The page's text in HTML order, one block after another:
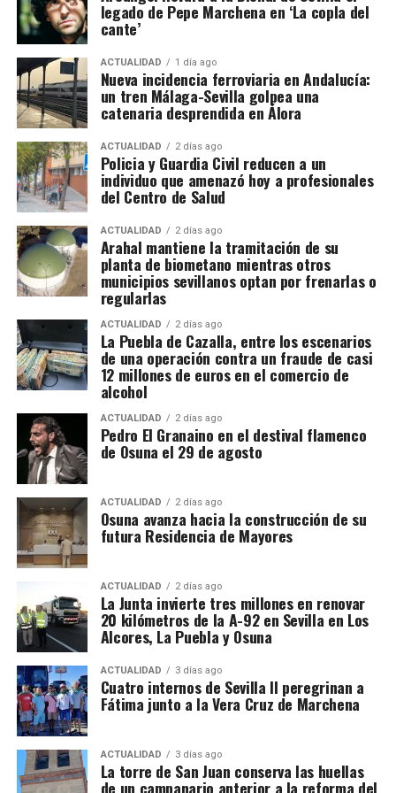
La documentación de 1828 confirma queJosé
Cantero solicitó permiso para adosar una vivienda
en los Arquillos de la Rosa. Francisco Díaz pidió
construir en una rinconada formada por la «muralla
redonda» de la Plaza de los Hortelanos. Antonio
García Pargañeda recibió cuatro varas en los
Arquillos de la Rosa con obligación de edificar en
quince días. Pedro del Campillo solicitó intervenir
sobre un «terraplén intermedio entre las murallas».
El siglo XIX transforma
definitivamente la relación entre
muralla y ciudad
El proceso de ocupación fue acompañado por otro
fenómeno: la demolición de los tramos que
dificultaban la circulación y la expansión urbana.
Bellido señala que durante el siglo XIX se
produjeron importantes destrucciones:
buena parte de la Puerta de Osuna, se abrió la calle
San Francisco cortando el recinto,la apertura de la
blanqueo de capitales.
La investigación, bautizada como ‘Drink/Alambique’,
se ha saldado por el momento con 13 personas
detenidas y otras cuatro investigadas. Hacienda
calcula provisionalmente en 11,9 millones de euros
las cuotas de IVA presuntamente defraudadas
durante los ejercicios fiscales comprendidos entre
2018 y 2025. La cifra, advierten los investigadores,
todavía podría aumentar a medida que se estudie la
documentación intervenida.
Registros en La Puebla de Cazalla
La conexión con La Puebla no es meramente
territorial. La fase operativa se desarrolló el pasado
14 de julio de 2026 y comprendió nueve entradas y
registros en sociedades mercantiles situadas en La
Puebla de Cazalla, Valencia, Badajoz y Córdoba,
además del registro de un domicilio particular en La
Puebla de Cazalla. La información oficial no precisa,
al menos por ahora, cuántas de las nueve empresas
registradas se encontraban concretamente en el
municipio sevillano, por lo que no sería correcto
atribuir a La Puebla la totalidad de esos registros.
La operación se desarrolló bajo la dirección de la
Sección Civil y de Instrucción del Tribunal de
Instancia de Morón de la Frontera, plaza número 2,
órgano judicial competente en la investigación. La
existencia y actual denominación de este Tribunal
de Instancia está igualmente recogida por el
Ministerio de Justicia.
Una estructura de más de treinta
sociedades
legado de Pepe Marchena en ‘La copla del
cante’
ACTUALIDAD 1 día ago
Nueva incidencia ferroviaria en Andalucía:
un tren Málaga-Sevilla golpea una
catenaria desprendida en Álora
ACTUALIDAD 2 días ago
Policia y Guardia Civil reducen a un
individuo que amenazó hoy a profesionales
del Centro de Salud
ACTUALIDAD 2 días ago
Arahal mantiene la tramitación de su
planta de biometano mientras otros
municipios sevillanos optan por frenarlas o
regularlas
ACTUALIDAD 2 días ago
La Puebla de Cazalla, entre los escenarios
de una operación contra un fraude de casi
12 millones de euros en el comercio de
alcohol
ACTUALIDAD 2 días ago
Pedro El Granaino en el destival flamenco
de Osuna el 29 de agosto
ACTUALIDAD 2 días ago
Osuna avanza hacia la construcción de su
futura Residencia de Mayores
ACTUALIDAD 2 días ago
La Junta invierte tres millones en renovar
20 kilómetros de la A-92 en Sevilla en Los
Alcores, La Puebla y Osuna
ACTUALIDAD 3 días ago
Cuatro internos de Sevilla II peregrinan a
Fátima junto a la Vera Cruz de Marchena
ACTUALIDAD 3 días ago
La torre de San Juan conserva las huellas
de un campanario anterior a la reforma del